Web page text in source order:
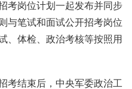
考岗位计划一起发布并同步
与笔试和面试公开招考岗位
、体检、政治考核等按照用
考结束后，中央军委政治工